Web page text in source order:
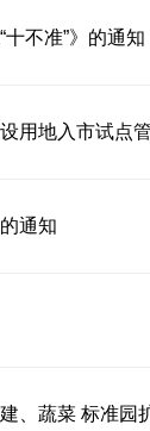
不准”》的通知
用地入市试点
通知
、蔬菜 标准园